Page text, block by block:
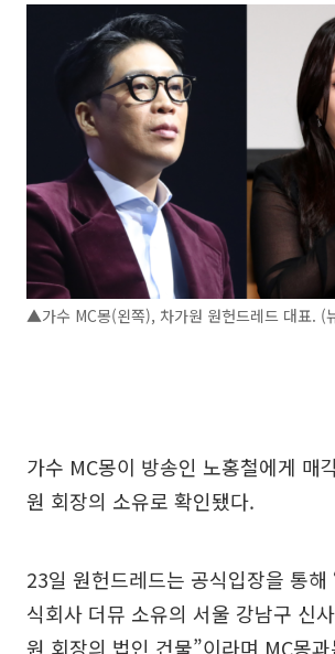
▲가수 MC몽(왼쪽), 차가원 원헌드레드 대표. (
가수 MC몽이 방송인 노홍철에게 매
원 회장의 소유로 확인됐다.
23일 원헌드레드는 공식입장을 통해
식회사 더뮤 소유의 서울 강남구 신
원 회장의 법인 건물”이라며 MC몽